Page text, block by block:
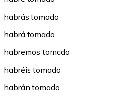
habrás tomado
habrá tomado
habremos tomado
habréis tomado
habrán tomado